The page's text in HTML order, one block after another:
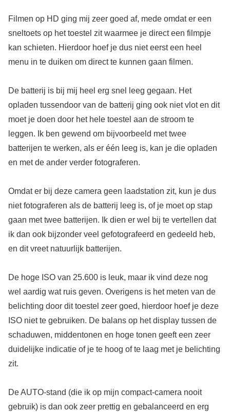
Filmen op HD ging mij zeer goed af, mede omdat er een
sneltoets op het toestel zit waarmee je direct een filmpje
kan schieten. Hierdoor hoef je dus niet eerst een heel
menu in te duiken om direct te kunnen gaan filmen.
De batterij is bij mij heel erg snel leeg gegaan. Het
opladen tussendoor van de batterij ging ook niet vlot en dit
moet je doen door het hele toestel aan de stroom te
leggen. Ik ben gewend om bijvoorbeeld met twee
batterijen te werken, als er één leeg is, kan je die opladen
en met de ander verder fotograferen.
Omdat er bij deze camera geen laadstation zit, kun je dus
niet fotograferen als de batterij leeg is, of je moet op stap
gaan met twee batterijen. Ik dien er wel bij te vertellen dat
ik dan ook bijzonder veel gefotografeerd en gedeeld heb,
en dit vreet natuurlijk batterijen.
De hoge ISO van 25.600 is leuk, maar ik vind deze nog
wel aardig wat ruis geven. Overigens is het meten van de
belichting door dit toestel zeer goed, hierdoor hoef je deze
ISO niet te gebruiken. De balans op het display tussen de
schaduwen, middentonen en hoge tonen geeft een zeer
duidelijke indicatie of je te hoog of te laag met je belichting
zit.
De AUTO-stand (die ik op mijn compact-camera nooit
gebruik) is dan ook zeer prettig en gebalanceerd en erg